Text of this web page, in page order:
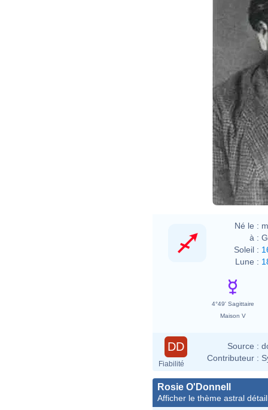
Né le :
à :
Soleil :
Lune :
4°49' Sagittaire
Maison V
DD
Fiabilité
Source :
Contributeur :
Rosie O'Donnell
Afficher le thème astral